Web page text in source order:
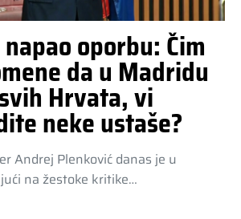
oporbu: Čim
da u Madridu
Hrvata, vi
neke ustaše?
Andrej Plenković danas je u
na žestoke kritike…